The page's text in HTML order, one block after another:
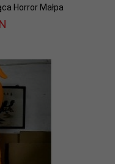
Horror Małpa